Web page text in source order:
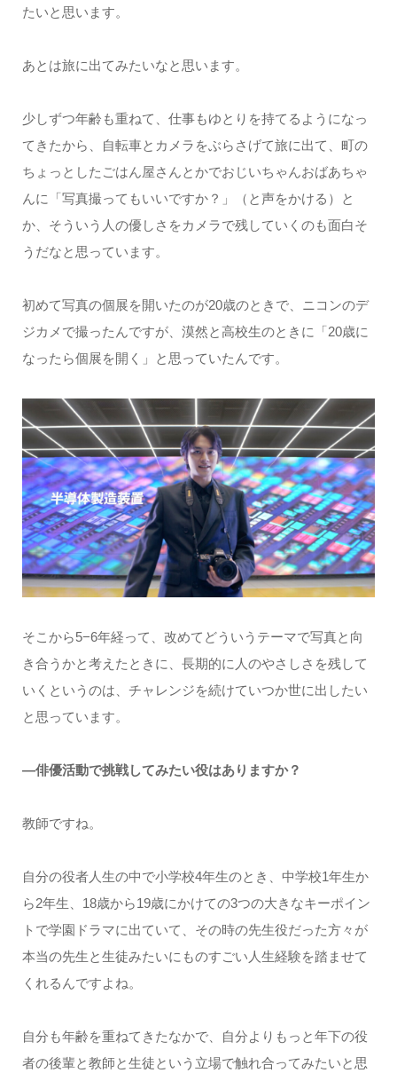
たいと思います。
あとは旅に出てみたいなと思います。
少しずつ年齢も重ねて、仕事もゆとりを持てるようになっ
てきたから、自転車とカメラをぶらさげて旅に出て、町の
ちょっとしたごはん屋さんとかでおじいちゃんおばあちゃ
んに「写真撮ってもいいですか？」（と声をかける）と
か、そういう人の優しさをカメラで残していくのも面白そ
うだなと思っています。
初めて写真の個展を開いたのが20歳のときで、ニコンのデ
ジカメで撮ったんですが、漠然と高校生のときに「20歳に
なったら個展を開く」と思っていたんです。
そこから5−6年経って、改めてどういうテーマで写真と向
き合うかと考えたときに、長期的に人のやさしさを残して
いくというのは、チャレンジを続けていつか世に出したい
と思っています。
―俳優活動で挑戦してみたい役はありますか？
教師ですね。
自分の役者人生の中で小学校4年生のとき、中学校1年生か
ら2年生、18歳から19歳にかけての3つの大きなキーポイン
トで学園ドラマに出ていて、その時の先生役だった方々が
本当の先生と生徒みたいにものすごい人生経験を踏ませて
くれるんですよね。
自分も年齢を重ねてきたなかで、自分よりもっと年下の役
者の後輩と教師と生徒という立場で触れ合ってみたいと思